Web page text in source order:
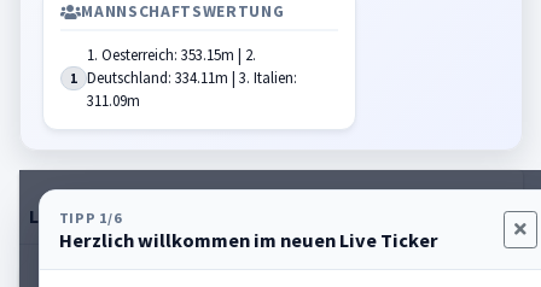
MANNSCHAFTSWERTUNG
1
1. Oesterreich: 353.15m | 2.
Deutschland: 334.11m | 3. Italien:
311.09m
TIPP 1/6
Herzlich willkommen im neuen Live Ticker
Live-Tabelle